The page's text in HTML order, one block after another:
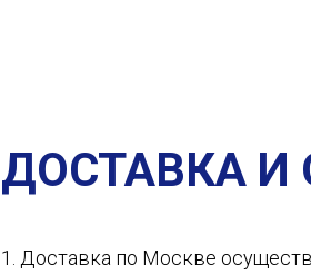
ДОСТАВКА И
1. Доставка по Москве